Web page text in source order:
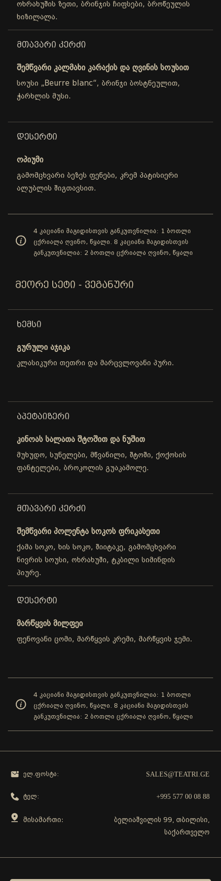
ოხრახუშის ზეთი, ბრინჯის ჩიფსები, ბროწეულის
ხიზილალა.
ᲛᲗᲐᲕᲐᲠᲘ ᲙᲔᲠᲫᲘ
შემწვარი კალმახი კარაქის და ღვინის სოუსით
სოუსი „Beurre blanc“, ბრინჯი ბოსტნეულით,
ჭარხლის მუსი.
ᲓᲔᲡᲔᲠᲢᲘ
ოპიუმი
გამომცხვარი ბეზეს ფენები, კრემ პატისიერი
ალუბლის შიგთავსით.
4 კაციანი მაგიდისთვის განკუთვნილია: 1 ბოთლი
ცქრიალა ღვინო, წყალი. 8 კაციანი მაგიდისთვის
განკუთვნილია: 2 ბოთლი ცქრიალა ღვინო, წყალი
ᲛᲔᲝᲠᲔ ᲡᲔᲢᲘ - ᲕᲔᲒᲐᲜᲣᲠᲘ
ᲮᲔᲛᲡᲘ
გურული აჯიკა
კლასიკური თეთრი და მარცვლოვანი პური.
ᲐᲞᲔᲢᲐᲘᲖᲔᲠᲘ
კინოას სალათა შტოშით და ნუშით
მუხუდო, სუნელები, მწვანილი, შტოში, ქოქოსის
ფანტელები, ბროკოლის გუაკამოლე.
ᲛᲗᲐᲕᲐᲠᲘ ᲙᲔᲠᲫᲘ
შემწვარი პოლენტა სოკოს ფრიკასეთი
ქამა სოკო, ხის სოკო, შიიტაკე, გამომცხვარი
ნივრის სოუსი, ოხრახუში, ტკბილი სიმინდის
პიურე.
ᲓᲔᲡᲔᲠᲢᲘ
მარწყვის მილფეი
ფენოვანი ცომი, მარწყვის კრემი, მარწყვის ჯემი.
4 კაციანი მაგიდისთვის განკუთვნილია: 1 ბოთლი
ცქრიალა ღვინო, წყალი. 8 კაციანი მაგიდისთვის
განკუთვნილია: 2 ბოთლი ცქრიალა ღვინო, წყალი
ელ.ფოსტა: SALES@TEATRI.GE
ტელ: +995 577 00 08 88
მისამართი:
ბელიაშვილის 99, თბილისი,
საქართველო